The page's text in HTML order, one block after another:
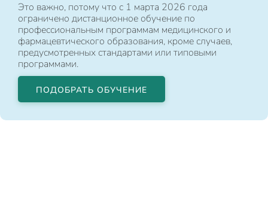
Это важно, потому что с 1 марта 2026 года
ограничено дистанционное обучение по
профессиональным программам медицинского и
фармацевтического образования, кроме случаев,
предусмотренных стандартами или типовыми
программами.
ПОДОБРАТЬ ОБУЧЕНИЕ